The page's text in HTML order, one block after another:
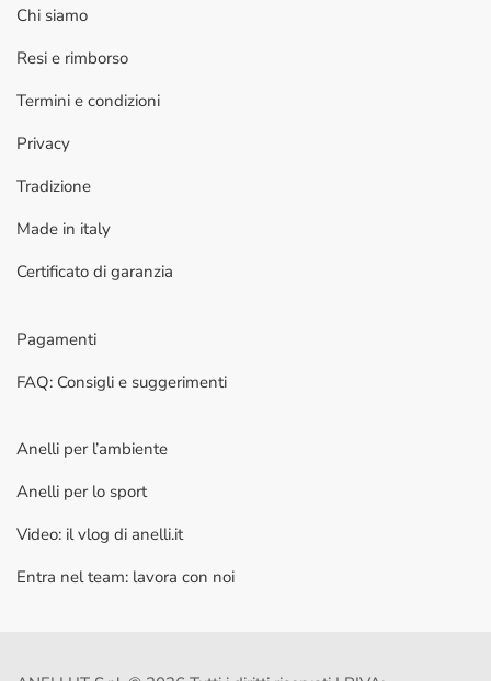
Chi siamo
Resi e rimborso
Termini e condizioni
Privacy
Tradizione
Made in italy
Certificato di garanzia
Pagamenti
FAQ: Consigli e suggerimenti
Anelli per l’ambiente
Anelli per lo sport
Video: il vlog di anelli.it
Entra nel team: lavora con noi